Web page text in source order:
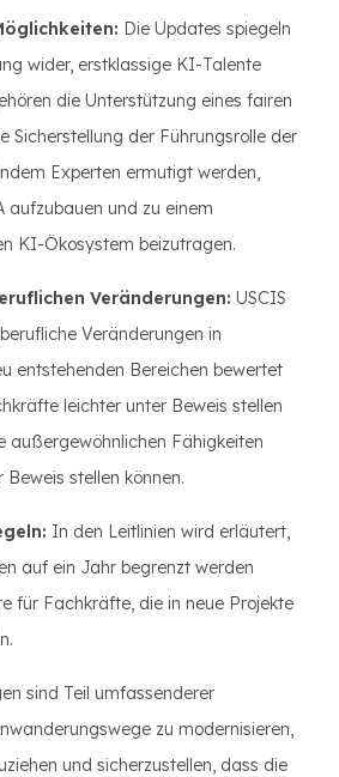
Die Updates spiegeln
wider, erstklassige KI-Talente
die Unterstützung eines fairen
Sicherstellung der Führungsrolle der
Experten ermutigt werden,
aufzubauen und zu einem
KI-Ökosystem beizutragen.
Veränderungen: USCIS
Veränderungen in
entstehenden Bereichen bewertet
leichter unter Beweis stellen
außergewöhnlichen Fähigkeiten
stellen können.
In den Leitlinien wird erläutert,
auf ein Jahr begrenzt werden
für Fachkräfte, die in neue Projekte
sind Teil umfassenderer
zu modernisieren,
und sicherzustellen, dass die